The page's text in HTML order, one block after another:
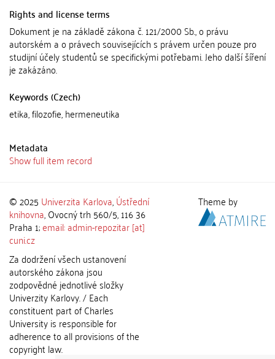
Rights and license terms
Dokument je na základě zákona č. 121/2000 Sb., o právu
autorském a o právech souvisejících s právem určen pouze pro
studijní účely studentů se specifickými potřebami. Jeho další šíření
je zakázáno.
Keywords (Czech)
etika, filozofie, hermeneutika
Metadata
Show full item record
© 2025 Univerzita Karlova,Ústřední
knihovna, Ovocný trh 560/5, 116 36
Praha 1;email: admin-repozitar [at]
cuni.cz
Za dodržení všech ustanovení
autorského zákona jsou
zodpovědné jednotlivé složky
Univerzity Karlovy. / Each
constituent part of Charles
University is responsible for
adherence to all provisions of the
copyright law.
Theme by